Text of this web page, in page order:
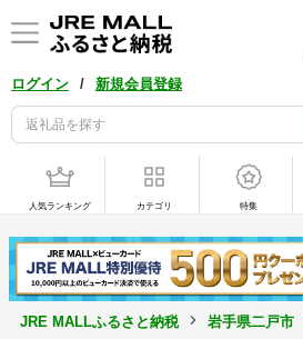
ログイン / 新規会員登録
人気ランキング カテゴリ 特集
JRE MALLふるさと納税 岩手県二戸市